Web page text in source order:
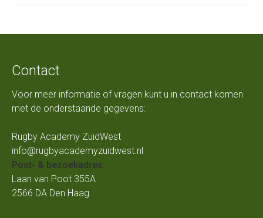
Contact
Voor meer informatie of vragen kunt u in contact komen
met de onderstaande gegevens:
Rugby Academy ZuidWest
info@rugbyacademyzuidwest.nl
Post- & bezoekadres:
Laan van Poot 355A
2566 DA Den Haag